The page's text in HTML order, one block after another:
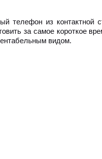
телефон из контактной
за самое короткое
видом.